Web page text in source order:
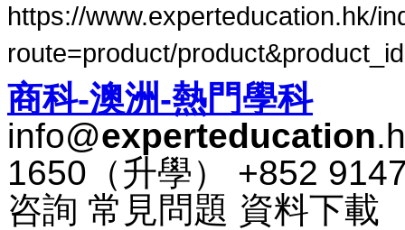
https://www.experteducation.hk/
route=product/
商科​-​澳​洲​-​熱​門​學科
info@experteducation
1650​（​升​學​） +852
咨​詢 常​見​問題 資料​下​載